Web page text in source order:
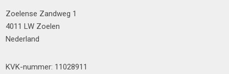
Zoelense Zandweg 1
4011 LW Zoelen
Nederland
KVK-nummer: 11028911